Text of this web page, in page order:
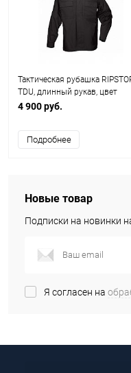
Тактическая рубашка
TDU, длинный рукав, цвет
BLACK, (размер XS)
4 900 руб.
Подробнее
Новые товар
Подписки на новинки
Я согласен на